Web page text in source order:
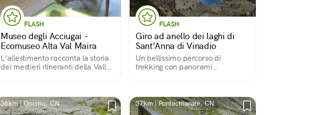
FLASH
Museo degli Acciugai -
Ecomuseo Alta Val Maira
L’allestimento racconta la storia
dei mestieri itineranti della Valle
arricchisce la visita.
FLASH
Giro ad anello dei laghi di
Sant’Anna di Vinadio
Un bellissimo percorso di
trekking con panorami
36km | Oncino, CN 37km | Pontechianale, CN